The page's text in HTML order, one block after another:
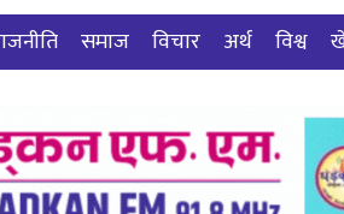
समाज विचार अर्थ विश्व